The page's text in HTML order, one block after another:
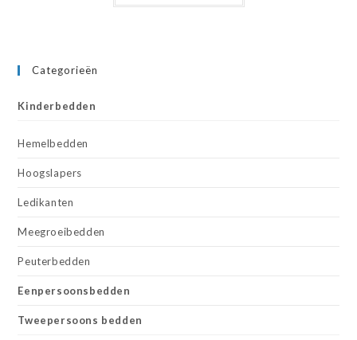
Categorieën
Kinderbedden
Hemelbedden
Hoogslapers
Ledikanten
Meegroeibedden
Peuterbedden
Eenpersoonsbedden
Tweepersoons bedden